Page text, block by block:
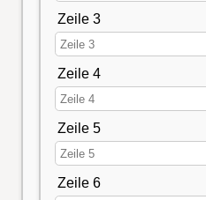
Zeile 3
Zeile 4
Zeile 5
Zeile 6